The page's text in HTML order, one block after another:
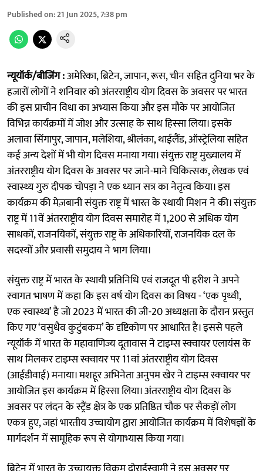
Published on:21 Jun 2025, 7:38 pm
न्यूयॉर्क/बीजिंग :अमेरिका, ब्रिटेन, जापान, रूस, चीन सहित दुनिया भर के
हजारों लोगों ने शनिवार को अंतरराष्ट्रीय योग दिवस के अवसर पर भारत
की इस प्राचीन विधा का अभ्यास किया और इस मौके पर आयोजित
विभिन्न कार्यक्रमों में जोश और उत्साह के साथ हिस्सा लिया। इसके
अलावा सिंगापुर, जापान, मलेशिया, श्रीलंका, थाईलैंड, ऑस्ट्रेलिया सहित
कई अन्य देशों में भी योग दिवस मनाया गया। संयुक्त राष्ट्र मुख्यालय में
अंतरराष्ट्रीय योग दिवस के अवसर पर जाने-माने चिकित्सक, लेखक एवं
स्वास्थ्य गुरु दीपक चोपड़ा ने एक ध्यान सत्र का नेतृत्व किया। इस
कार्यक्रम की मेज़बानी संयुक्त राष्ट्र में भारत के स्थायी मिशन ने की। संयुक्त
राष्ट्र में 11वें अंतरराष्ट्रीय योग दिवस समारोह में 1,200 से अधिक योग
साधकों, राजनयिकों, संयुक्त राष्ट्र के अधिकारियों, राजनयिक दल के
सदस्यों और प्रवासी समुदाय ने भाग लिया।
संयुक्त राष्ट्र में भारत के स्थायी प्रतिनिधि एवं राजदूत पी हरीश ने अपने
स्वागत भाषण में कहा कि इस वर्ष योग दिवस का विषय - ‘एक पृथ्वी,
एक स्वास्थ्य’ है जो 2023 में भारत की जी-20 अध्यक्षता के दौरान प्रस्तुत
किए गए ‘वसुधैव कुटुंबकम’ के दृष्टिकोण पर आधारित है। इससे पहले
न्यूयॉर्क में भारत के महावाणिज्य दूतावास ने टाइम्स स्क्वायर एलायंस के
साथ मिलकर टाइम्स स्क्वायर पर 11वां अंतरराष्ट्रीय योग दिवस
(आईडीवाई) मनाया। मशहूर अभिनेता अनुपम खेर ने टाइम्स स्क्वायर पर
आयोजित इस कार्यक्रम में हिस्सा लिया। अंतरराष्ट्रीय योग दिवस के
अवसर पर लंदन के स्ट्रैंड क्षेत्र के एक प्रतिष्ठित चौक पर सैकड़ों लोग
एकत्र हुए, जहां भारतीय उच्चायोग द्वारा आयोजित कार्यक्रम में विशेषज्ञों के
मार्गदर्शन में सामूहिक रूप से योगाभ्यास किया गया।